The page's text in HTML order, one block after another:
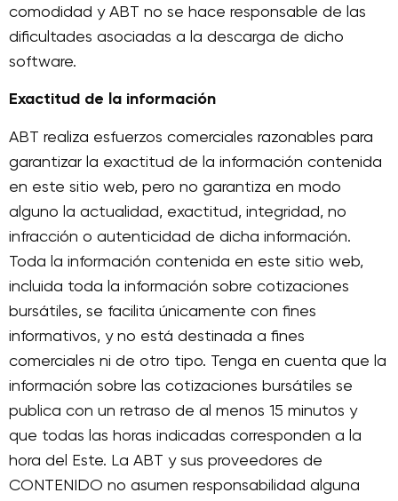
comodidad y ABT no se hace responsable de las
dificultades asociadas a la descarga de dicho
software.
Exactitud de la información
ABT realiza esfuerzos comerciales razonables para
garantizar la exactitud de la información contenida
en este sitio web, pero no garantiza en modo
alguno la actualidad, exactitud, integridad, no
infracción o autenticidad de dicha información.
Toda la información contenida en este sitio web,
incluida toda la información sobre cotizaciones
bursátiles, se facilita únicamente con fines
informativos, y no está destinada a fines
comerciales ni de otro tipo. Tenga en cuenta que la
información sobre las cotizaciones bursátiles se
publica con un retraso de al menos 15 minutos y
que todas las horas indicadas corresponden a la
hora del Este. La ABT y sus proveedores de
CONTENIDO no asumen responsabilidad alguna